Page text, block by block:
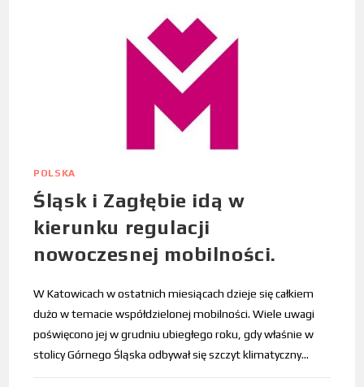
POLSKA
Śląsk i Zagłębie idą w
kierunku regulacji
nowoczesnej mobilności.
W Katowicach w ostatnich miesiącach dzieje się całkiem
dużo w temacie współdzielonej mobilności. Wiele uwagi
poświęcono jej w grudniu ubiegłego roku, gdy właśnie w
stolicy Górnego Śląska odbywał się szczyt klimatyczny…